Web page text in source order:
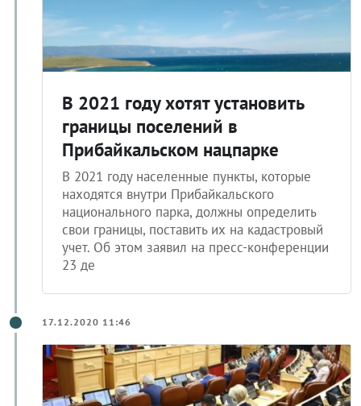
границы поселений в
Прибайкальском нацпарке
В 2021 году населенные пункты, которые
находятся внутри Прибайкальского
национального парка, должны определить
свои границы, поставить их на кадастровый
учет. Об этом заявил на пресс-конференции
23 де